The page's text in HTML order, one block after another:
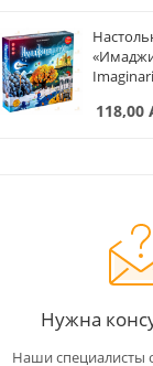
118,00
Нужна
Наши специалисты